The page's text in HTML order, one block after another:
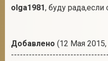
olga1981, буду
Добавлено (12 Мая 2015,